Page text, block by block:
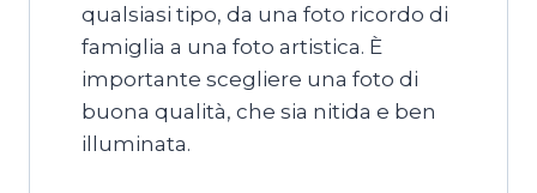
qualsiasi tipo, da una foto ricordo di
famiglia a una foto artistica. È
importante scegliere una foto di
buona qualità, che sia nitida e ben
illuminata.